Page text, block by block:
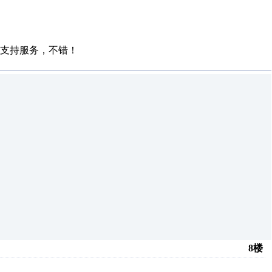
持服务，不错！
8楼